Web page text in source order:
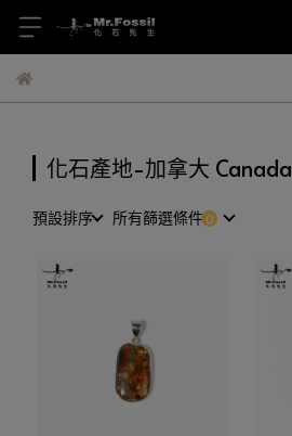
化石產地-加拿大 Canada
預設排序 所有篩選條件